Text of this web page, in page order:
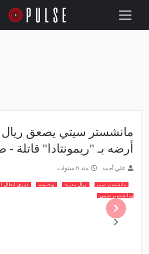
Toggle
مانشستر سيتي يصعق
أرضه بـ "ريمونتادا" قاتلة -
علي أحمد منذ 6 سنوات
مانشستر سيتي ريال مدريد يوفنتوس دوري ابطال
ومانشستر سيتي